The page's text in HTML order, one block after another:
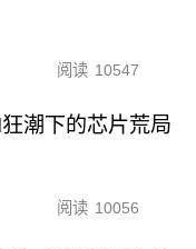
阅读 10547
潮下的芯片荒局
阅读 10056